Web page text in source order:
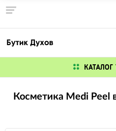
Косметика Medi Peel